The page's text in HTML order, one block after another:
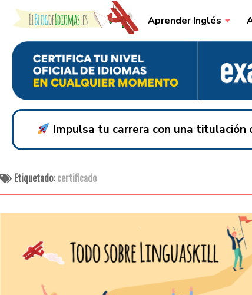
Skip to content Aprender Inglés
Impulsa tu carrera con una titulación
Etiquetado:certificado